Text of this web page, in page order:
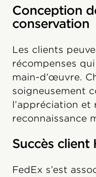
Conception
conservation
Les clients
récompenses
main-d’œuvre.
soigneusement
l’appréciation et
reconnaissance
Succès client
FedEx s’est